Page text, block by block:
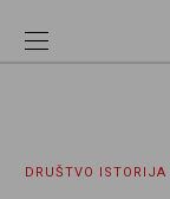
DRUŠTVO ISTORIJA